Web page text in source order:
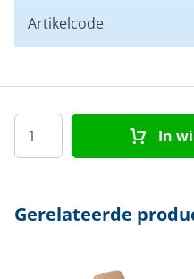
Artikelcode
In
Gerelateerde